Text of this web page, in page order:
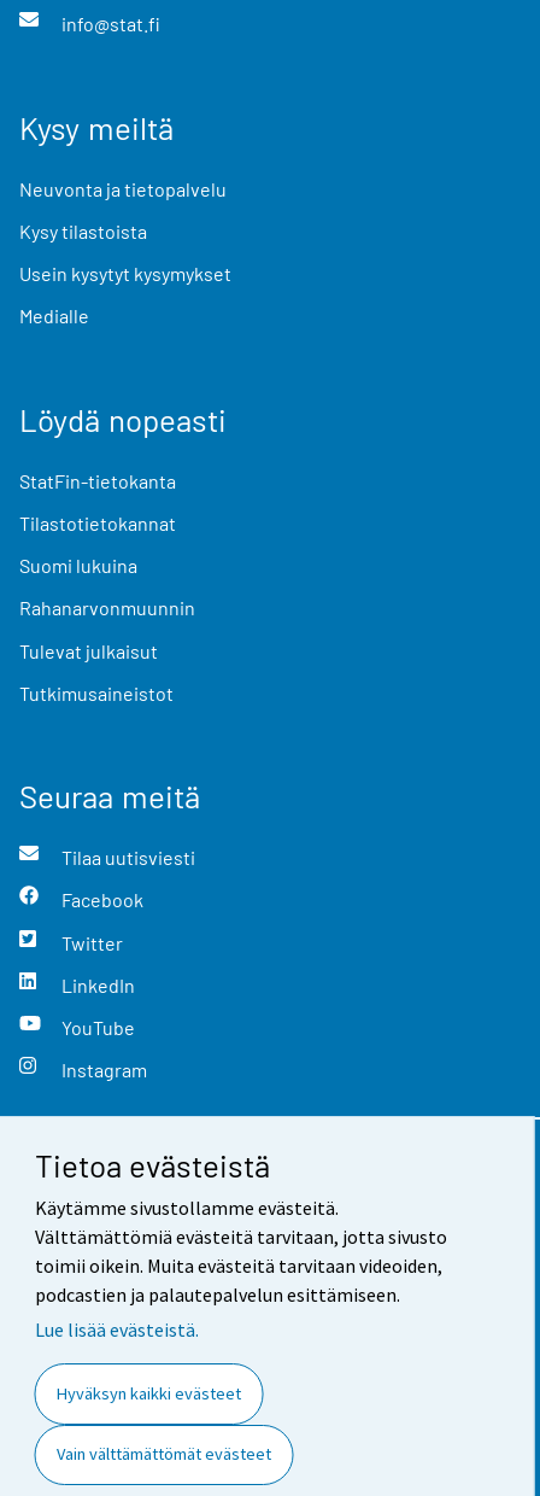
Tietoa evästeistä
Käytämme sivustollamme evästeitä.
Välttämättömiä evästeitä tarvitaan, jotta sivusto
toimii oikein. Muita evästeitä tarvitaan videoiden,
podcastien ja palautepalvelun esittämiseen.
Lue lisää evästeistä.
Hyväksyn kaikki evästeet
Vain välttämättömät evästeet
info@stat.fi
Kysy meiltä
Neuvonta ja tietopalvelu
Kysy tilastoista
Usein kysytyt kysymykset
Medialle
Löydä nopeasti
StatFin-tietokanta
Tilastotietokannat
Suomi lukuina
Rahanarvonmuunnin
Tulevat julkaisut
Tutkimusaineistot
Seuraa meitä
Tilaa uutisviesti
Facebook
Twitter
LinkedIn
YouTube
Instagram
Yhteystiedot
Palaute
Käyttöehdot
Saavutettavuus
Tietoa sivustosta
Evästeasetukset